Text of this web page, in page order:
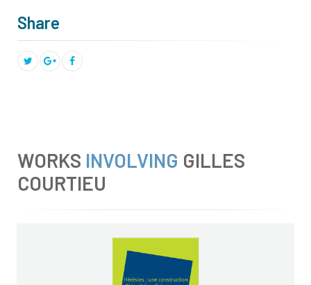
Share
WORKS INVOLVING GILLES
COURTIEU